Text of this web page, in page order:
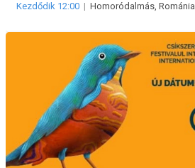
Kezdődik 12:00 | Homoródalmás, Románia